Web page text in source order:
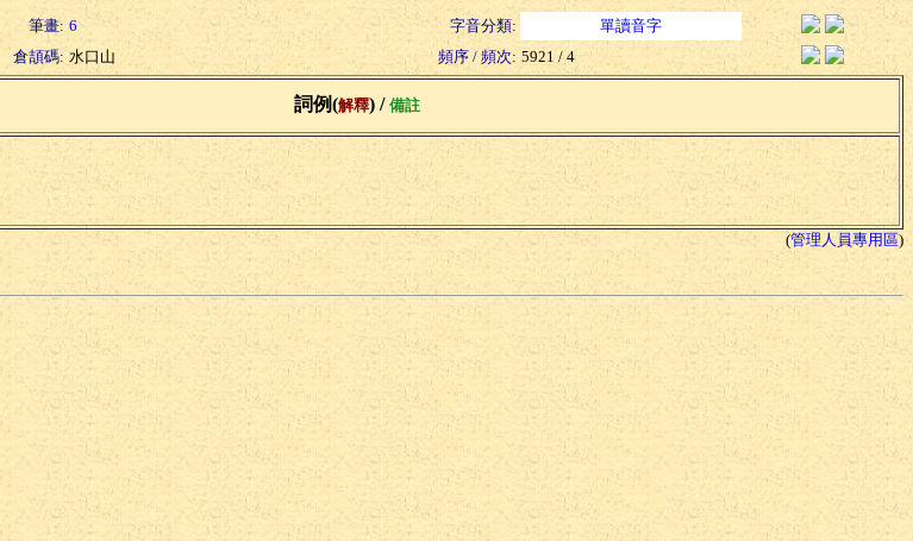
筆畫: 6 字音分類:
單讀音字
倉頡碼: 水口山 頻序 / 頻次: 5921 / 4
詞例(解釋) / 備註
(管理人員專用區)